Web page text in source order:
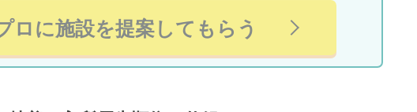
ロに施設を提案してもらう